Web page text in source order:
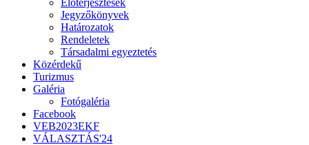
Előterjesztések
Jegyzőkönyvek
Határozatok
Rendeletek
Társadalmi egyeztetés
Közérdekű
Turizmus
Galéria
Fotógaléria
Facebook
VEB2023EKF
VÁLASZTÁS'24